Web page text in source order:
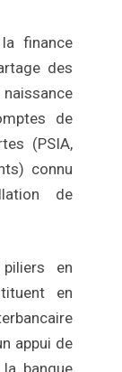
finance
des
de
(PSIA,
connu
de
en
en
appui de
banque